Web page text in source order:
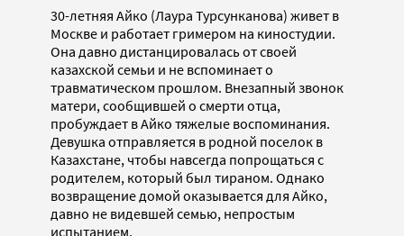
30-летняя Айко (Лаура Турсунканова) живет в
Москве и работает гримером на киностудии.
Она давно дистанцировалась от своей
казахской семьи и не вспоминает о
травматическом прошлом. Внезапный звонок
матери, сообщившей о смерти отца,
пробуждает в Айко тяжелые воспоминания.
Девушка отправляется в родной поселок в
Казахстане, чтобы навсегда попрощаться с
родителем, который был тираном. Однако
возвращение домой оказывается для Айко,
давно не видевшей семью, непростым
испытанием.